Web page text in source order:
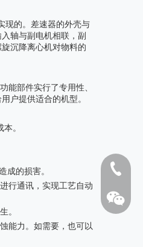
现的。差速器的外壳与
轴与副电机相联，副
沉降离心机对物料的
能部件实行了专用性、
户提供适合的机型。
。
成的损害。
行通讯，实现工艺自动
。
能力。如需要，也可以